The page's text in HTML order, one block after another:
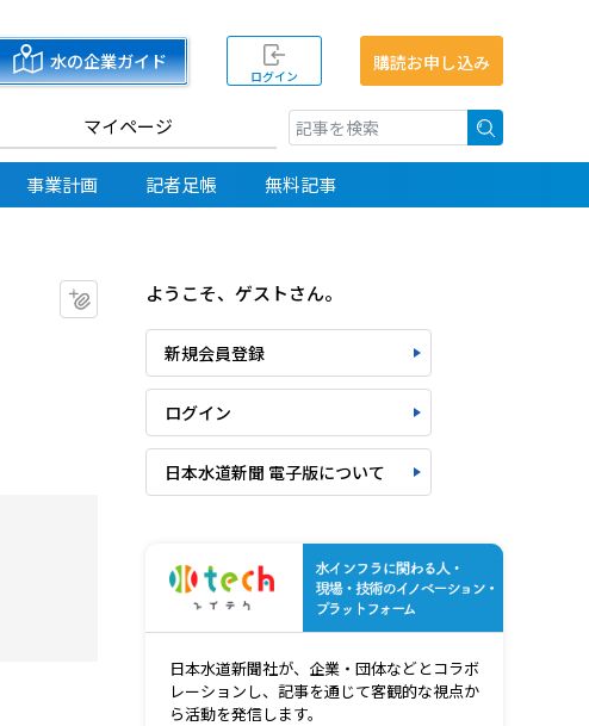
水の企業ガイド
ログイン
購読お申し込み
マイページ
事業計画 記者足帳 無料記事
マイクリップに追加
ようこそ、ゲストさん。
新規会員登録
ログイン
日本水道新聞 電子版について
日本水道新聞社が、企業・団体などとコラボ
レーションし、記事を通じて客観的な視点か
ら活動を発信します。